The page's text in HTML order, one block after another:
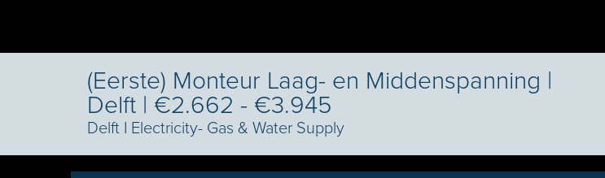
(Eerste) Monteur Laag- en Middenspanning |
Delft | €2.662 - €3.945
Delft I Electricity- Gas & Water Supply